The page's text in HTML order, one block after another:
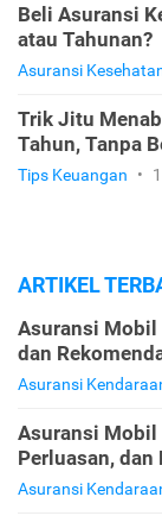
Beli Asuransi
atau Tahunan?
Asuransi
Trik Jitu
Tahun, Tanpa
Tips Keuangan •
ARTIKEL
Asuransi Mobil
dan
Asuransi
Asuransi Mobil
Perluasan, dan
Asuransi